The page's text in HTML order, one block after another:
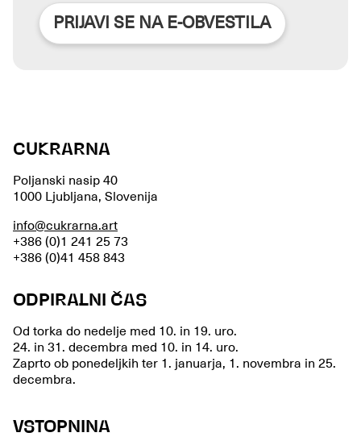
PRIJAVI SE NA E-OBVESTILA
CUKRARNA
Poljanski nasip 40
1000 Ljubljana, Slovenija
info@cukrarna.art
+386 (0)1 241 25 73
+386 (0)41 458 843
ODPIRALNI ČAS
Od torka do nedelje med 10. in 19. uro.
24. in 31. decembra med 10. in 14. uro.
Zaprto ob ponedeljkih ter 1. januarja, 1. novembra in 25.
decembra.
VSTOPNINA